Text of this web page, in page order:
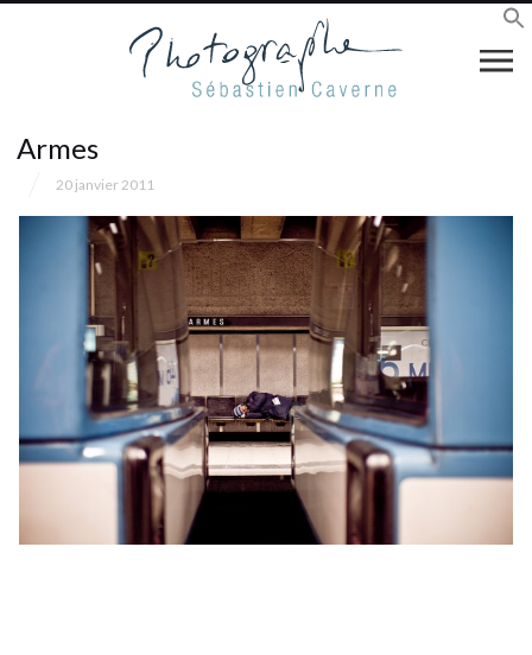
Armes
20 janvier 2011